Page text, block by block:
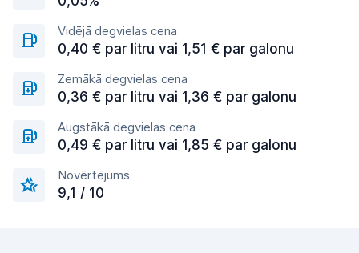
Vidējā degvielas cena
0,40 € par litru vai 1,51 € par galonu
Zemākā degvielas cena
0,36 € par litru vai 1,36 € par galonu
Augstākā degvielas cena
0,49 € par litru vai 1,85 € par galonu
Novērtējums
9,1 / 10